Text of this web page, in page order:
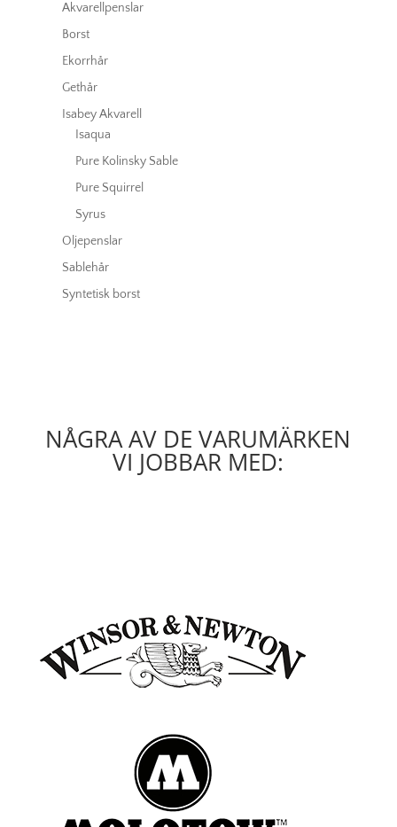
Akvarellpenslar
Borst
Ekorrhår
Gethår
Isabey Akvarell
Isaqua
Pure Kolinsky Sable
Pure Squirrel
Syrus
Oljepenslar
Sablehår
Syntetisk borst
NÅGRA AV DE VARUMÄRKEN
VI JOBBAR MED: